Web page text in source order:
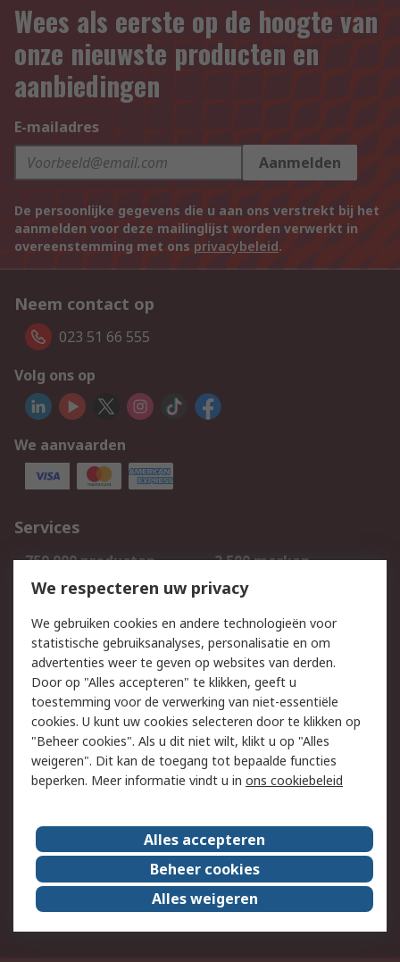
Wees als eerste op de hoogte van
onze nieuwste producten en
aanbiedingen
E-mailadres
Aanmelden
De persoonlijke gegevens die u aan ons verstrekt bij het
aanmelden voor deze mailinglijst worden verwerkt in
overeenstemming met ons privacybeleid.
Neem contact op
023 51 66 555
Volg ons op
We aanvaarden
Services
750.000 producten
2.500 merken
Bestellen
Inkoopoplossingen
Track & Trace
Wettelijk
Cookiebeleid
Email veiligheid
Privacybeleid
Websitevoorwaarden
Algemene
verkoopvoorwaarden
Over RS
RS Group
Over ons
RS wereldwijd
Werken bij RS
ESG
We respecteren uw privacy
We gebruiken cookies en andere technologieën voor
statistische gebruiksanalyses, personalisatie en om
advertenties weer te geven op websites van derden.
Door op "Alles accepteren" te klikken, geeft u
toestemming voor de verwerking van niet-essentiële
cookies. U kunt uw cookies selecteren door te klikken op
"Beheer cookies". Als u dit niet wilt, klikt u op "Alles
weigeren". Dit kan de toegang tot bepaalde functies
beperken. Meer informatie vindt u in ons cookiebeleid
Alles accepteren
Beheer cookies
Alles weigeren